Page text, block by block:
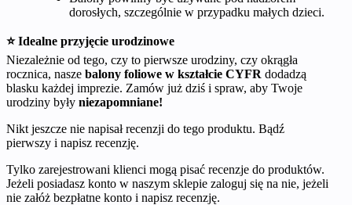
dorosłych, szczególnie w przypadku małych dzieci.
⭐ Idealne przyjęcie urodzinowe
Niezależnie od tego, czy to pierwsze urodziny, czy okrągła
rocznica, nasze balony foliowe w kształcie CYFR dodadzą
blasku każdej imprezie. Zamów już dziś i spraw, aby Twoje
urodziny były niezapomniane!
Nikt jeszcze nie napisał recenzji do tego produktu. Bądź
pierwszy i napisz recenzję.
Tylko zarejestrowani klienci mogą pisać recenzje do produktów.
Jeżeli posiadasz konto w naszym sklepie zaloguj się na nie, jeżeli
nie załóż bezpłatne konto i napisz recenzję.